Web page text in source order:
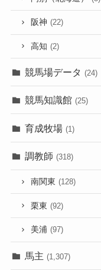
阪神 (22)
高知 (2)
競馬場データ (24)
競馬知識館 (25)
育成牧場 (1)
調教師 (318)
南関東 (128)
栗東 (92)
美浦 (97)
馬主 (1,307)